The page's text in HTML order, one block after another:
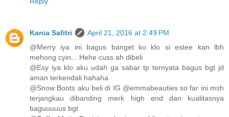
Kania Safitri
April 21, 2016 at 2:49 PM
@Merry iya ini bagus banget ko klo si estee kan lbh
mehong cyin... Hehe cuss ah dibeli
@Esy iya klo aku udah ga sabar tp ternyata bagus bgt jd
aman terkendali hahaha
@Snow Boots aku beli di IG @emmabeauties so far ini msh
terjangkau dibanding merk high end dan kualitasnya
baguuuuus bgt